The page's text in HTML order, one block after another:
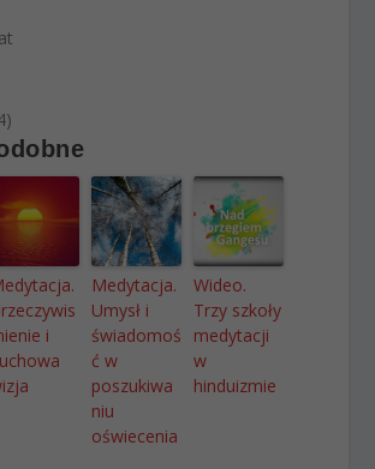
i
Medytacja.
Umysł i
świadomoś
ć w
poszukiwa
niu
oświecenia
Wideo.
Trzy szkoły
medytacji
w
hinduizmie